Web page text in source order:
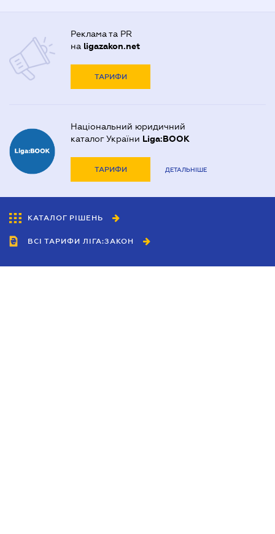
Реклама та PR
на ligazakon.net
ТАРИФИ
Національний юридичний
каталог України Liga:BOOK
ТАРИФИ ДЕТАЛЬНІШЕ
КАТАЛОГ РІШЕНЬ
ВСІ ТАРИФИ ЛІГА:ЗАКОН